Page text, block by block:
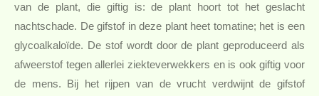
van de plant, die giftig is: de plant hoort tot het geslacht
nachtschade. De gifstof in deze plant heet tomatine; het is een
glycoalkaloïde. De stof wordt door de plant geproduceerd als
afweerstof tegen allerlei ziekteverwekkers en is ook giftig voor
de mens. Bij het rijpen van de vrucht verdwijnt de gifstof